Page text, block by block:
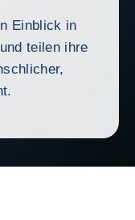
Einblick in
teilen ihre